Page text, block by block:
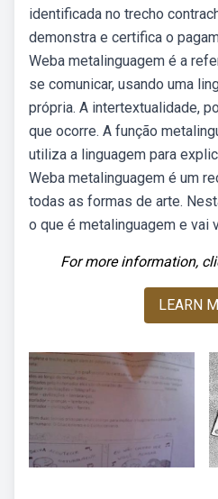
identificada no trecho
demonstra e certifica o
Weba metalinguagem é a
se comunicar, usando uma
própria. A intertextualidade,
que ocorre. A função
utiliza a linguagem para
Weba metalinguagem é um
todas as formas de arte.
o que é metalinguagem e vai
For more information,
LEARN